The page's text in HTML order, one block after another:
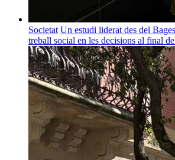
Societat Un estudi liderat des del
treball social en les decisions al final